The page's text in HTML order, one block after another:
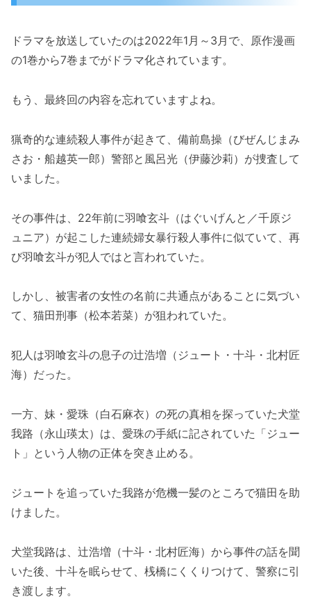
ドラマを放送していたのは2022年1月～3月で、原作漫画
の1巻から7巻までがドラマ化されています。
もう、最終回の内容を忘れていますよね。
猟奇的な連続殺人事件が起きて、備前島操（びぜんじまみ
さお・船越英一郎）警部と風呂光（伊藤沙莉）が捜査して
いました。
その事件は、22年前に羽喰玄斗（はぐいげんと／千原ジ
ュニア）が起こした連続婦女暴行殺人事件に似ていて、再
び羽喰玄斗が犯人ではと言われていた。
しかし、被害者の女性の名前に共通点があることに気づい
て、猫田刑事（松本若菜）が狙われていた。
犯人は羽喰玄斗の息子の辻浩増（ジュート・十斗・北村匠
海）だった。
一方、妹・愛珠（白石麻衣）の死の真相を探っていた犬堂
我路（永山瑛太）は、愛珠の手紙に記されていた「ジュー
ト」という人物の正体を突き止める。
ジュートを追っていた我路が危機一髪のところで猫田を助
けました。
犬堂我路は、辻浩増（十斗・北村匠海）から事件の話を聞
いた後、十斗を眠らせて、桟橋にくくりつけて、警察に引
き渡します。